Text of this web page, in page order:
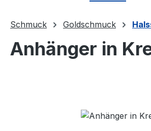
Schmuck Goldschmuck
Anhänger in